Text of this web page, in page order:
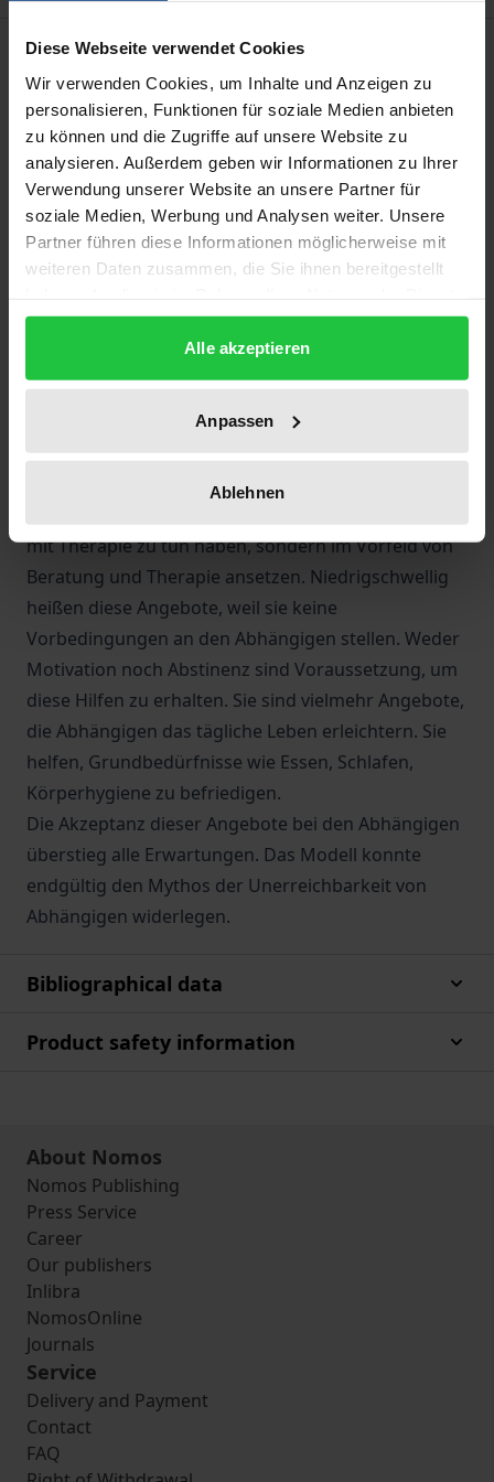
Diese Webseite verwendet Cookies
Wir verwenden Cookies, um Inhalte und Anzeigen zu
personalisieren, Funktionen für soziale Medien anbieten
zu können und die Zugriffe auf unsere Website zu
analysieren. Außerdem geben wir Informationen zu Ihrer
Verwendung unserer Website an unsere Partner für
soziale Medien, Werbung und Analysen weiter. Unsere
Partner führen diese Informationen möglicherweise mit
weiteren Daten zusammen, die Sie ihnen bereitgestellt
gesammelt haben.
Alle akzeptieren
Anpassen
Ablehnen
Description
Oberstes Ziel der Bundesregierung ist es, für ein
Leben ohne Drogen und Suchtmittel einzutreten
und insbesondere Betroffenen alle Hilfen zur
Verfügung zu stellen, um sie aus ihrer Sucht zu
befreien.
Dieses Ziel ist für einige Drogenabhängige nur sehr
und Hilfsziele auf dem Weg in die Drogenfreiheit
akzeptiert werden. Aus diesem Grunde ist der
Ausbau von niedrigschwelligen Angeboten als
Überlebenshilfe für Abhängige gefördert worden.
Das von 1989 bis 1993 durchgeführte Bundesmodell
mit Therapie zu tun haben, sondern im Vorfeld von
Beratung und Therapie ansetzen. Niedrigschwellig
heißen diese Angebote, weil sie keine
Vorbedingungen an den Abhängigen stellen. Weder
Motivation noch Abstinenz sind Voraussetzung, um
diese Hilfen zu erhalten. Sie sind vielmehr Angebote,
die Abhängigen das tägliche Leben erleichtern. Sie
helfen, Grundbedürfnisse wie Essen, Schlafen,
Körperhygiene zu befriedigen.
Die Akzeptanz dieser Angebote bei den Abhängigen
überstieg alle Erwartungen. Das Modell konnte
endgültig den Mythos der Unerreichbarkeit von
Abhängigen widerlegen.
Bibliographical data
Product safety information
About Nomos
Nomos Publishing
Press Service
Career
Our publishers
Inlibra
NomosOnline
Journals
Service
Delivery and Payment
Contact
FAQ